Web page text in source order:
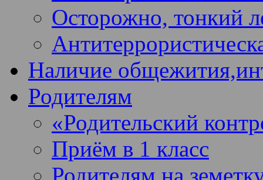
Осторожно, тонкий
Наличие
Родителям
«Родительский
Приём в 1 класс
Родителям на